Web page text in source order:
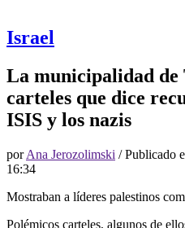
Israel
La municipalidad
carteles que dice
ISIS y los nazis
porAna Jerozolimski / Publicado
16:34
Mostraban a líderes palestinos
Polémicos carteles, algunos de